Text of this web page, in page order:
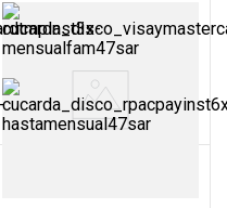
Ver
Producto